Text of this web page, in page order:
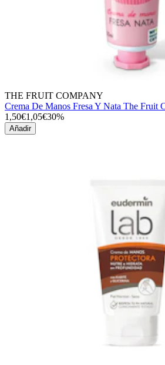
THE FRUIT COMPANY
Crema De Manos Fresa Y Nata The Fruit
1,50€1,05€30%
Añadir